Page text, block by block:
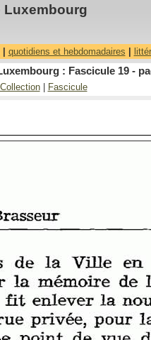
Luxembourg
quotidiens et hebdomadaires
: Fascicule 19 -
Collection| Fascicule